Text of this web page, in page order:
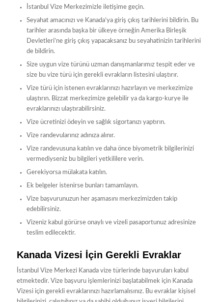
İstanbul Vize Merkezimizle iletişime geçin.
Seyahat amacınızı ve Kanada’ya giriş çıkış tarihlerini bildirin. Bu
tarihler arasında başka bir ülkeye örneğin Amerika Birleşik
Devletleri’ne giriş çıkış yapacaksanız bu seyahatinizin tarihlerini
de bildirin.
Size uygun vize türünü uzman danışmanlarımız tespit eder ve
size bu vize türü için gerekli evrakların listesini ulaştırır.
Vize türü için istenen evraklarınızı hazırlayın ve merkezimize
ulaştırın. Bizzat merkezimize gelebilir ya da kargo-kurye ile
evraklarınızı ulaştırabilirsiniz.
Vize ücretinizi ödeyin ve sağlık sigortanızı yaptırın.
Vize randevularınız adınıza alınır.
Vize randevusuna katılın ve daha önce biyometrik bilgilerinizi
vermediyseniz bu bilgileri yetkililere verin.
Gerekiyorsa mülakata katılın.
Ek belgeler istenirse bunları tamamlayın.
Vize başvurunuzun her aşamasını merkezimizden takip
edebilirsiniz.
Vizeniz kabul görürse onaylı ve vizeli pasaportunuz adresinize
teslim edilecektir.
Kanada Vizesi İçin Gerekli Evraklar
İstanbul Vize Merkezi Kanada vize türlerinde başvuruları kabul
etmektedir. Vize başvuru işlemlerinizi başlatabilmek için Kanada
Vizesi için gerekli evraklarınızı hazırlamalısınız. Bu evraklar kişisel